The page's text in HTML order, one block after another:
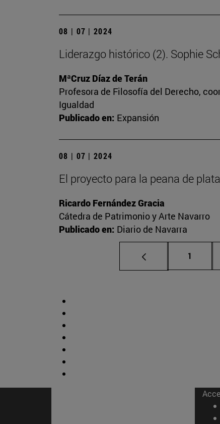
08 | 07 | 2024
Liderazgo histórico (2). Sophie
MªCruz Díaz de Terán
Profesora de Filosofía del Derecho,
Igualdad
Publicado en: Expansión
08 | 07 | 2024
El proyecto para la peana de
Ricardo Fernández Gracia
Cátedra de Patrimonio y Arte Navarro
Publicado en: Diario de Navarra
Página
1